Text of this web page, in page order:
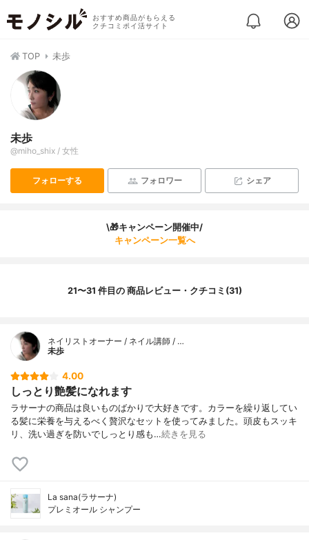
おすすめ商品がもらえる
クチコミポイ活サイト
TOP 未歩
未歩
@miho_shix / 女性
フォローする フォロワー シェア
\🎁キャンペーン開催中/
キャンペーン一覧へ
21〜31 件目の 商品レビュー・クチコミ(31)
ネイリストオーナー / ネイル講師 / …
未歩
4.00
しっとり艶髪になれます
ラサーナの商品は良いものばかりで大好きです。カラーを繰り返してい
る髪に栄養を与えるべく贅沢なセットを使ってみました。頭皮もスッキ
リ、洗い過ぎを防いでしっとり感も…続きを見る
La sana(ラサーナ)
プレミオール シャンプー